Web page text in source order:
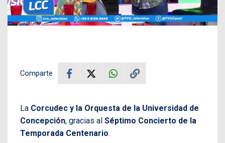
Comparte
La Corcudec y la Orquesta de la Universidad de
Concepción, gracias al Séptimo Concierto de la
Temporada Centenario.